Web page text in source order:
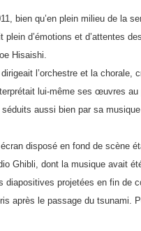
bien qu’en plein milieu de la
plein d’émotions et d’attentes
Hisaishi.
l’orchestre et la chorale,
lui-même ses œuvres
aussi bien par sa
disposé en fond de scène
Ghibli, dont la musique avait
diapositives projetées en fin de
après le passage du tsunami.